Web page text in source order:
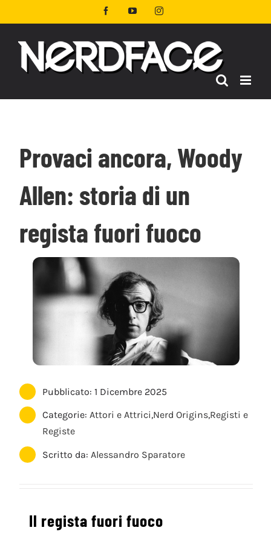
al
FacebookYouTubeInstagram
Provaci ancora, Woody
Allen: storia di un
regista fuori fuoco
Pubblicato: 1 Dicembre 2025
Categorie:Attori e Attrici,Nerd Origins,Registi e
Registe
Scritto da: Alessandro Sparatore
Il regista fuori fuoco